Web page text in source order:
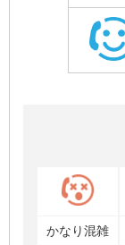
かなり混雑